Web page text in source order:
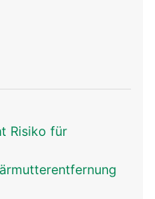
Risiko für